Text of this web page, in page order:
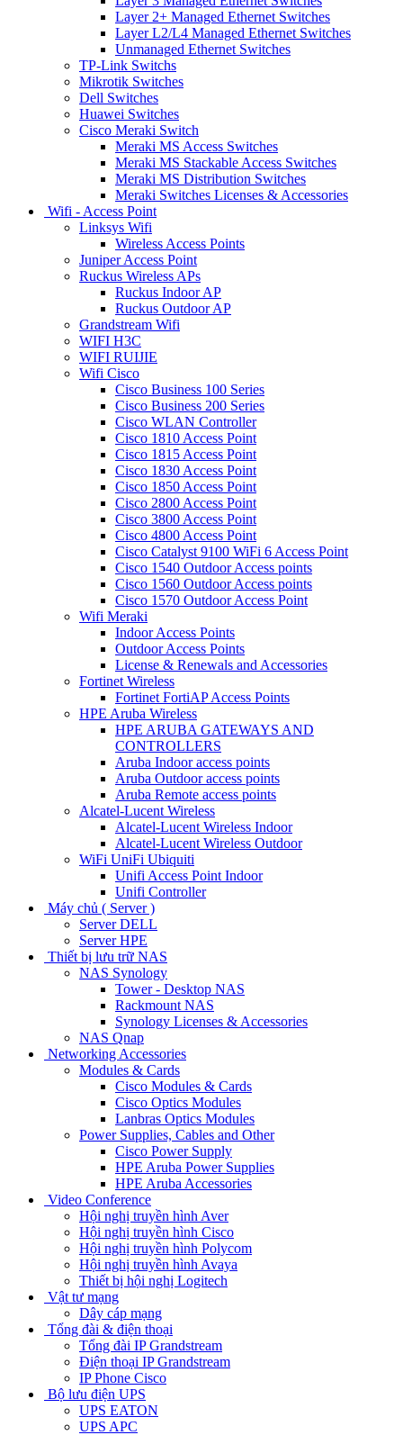
Layer 2+ Managed Ethernet Switches
Layer L2/L4 Managed Ethernet Switches
Unmanaged Ethernet Switches
TP-Link Switchs
Mikrotik Switches
Dell Switches
Huawei Switches
Cisco Meraki Switch
Meraki MS Access Switches
Meraki MS Stackable Access Switches
Meraki MS Distribution Switches
Meraki Switches Licenses & Accessories
Wifi - Access Point
Linksys Wifi
Wireless Access Points
Juniper Access Point
Ruckus Wireless APs
Ruckus Indoor AP
Ruckus Outdoor AP
Grandstream Wifi
WIFI H3C
WIFI RUIJIE
Wifi Cisco
Cisco Business 100 Series
Cisco Business 200 Series
Cisco WLAN Controller
Cisco 1810 Access Point
Cisco 1815 Access Point
Cisco 1830 Access Point
Cisco 1850 Access Point
Cisco 2800 Access Point
Cisco 3800 Access Point
Cisco 4800 Access Point
Cisco Catalyst 9100 WiFi 6 Access Point
Cisco 1540 Outdoor Access points
Cisco 1560 Outdoor Access points
Cisco 1570 Outdoor Access Point
Wifi Meraki
Indoor Access Points
Outdoor Access Points
License & Renewals and Accessories
Fortinet Wireless
Fortinet FortiAP Access Points
HPE Aruba Wireless
HPE ARUBA GATEWAYS AND
CONTROLLERS
Aruba Indoor access points
Aruba Outdoor access points
Aruba Remote access points
Alcatel-Lucent Wireless
Alcatel-Lucent Wireless Indoor
Alcatel-Lucent Wireless Outdoor
WiFi UniFi Ubiquiti
Unifi Access Point Indoor
Unifi Controller
Máy chủ ( Server )
Server DELL
Server HPE
Thiết bị lưu trữ NAS
NAS Synology
Tower - Desktop NAS
Rackmount NAS
Synology Licenses & Accessories
NAS Qnap
Networking Accessories
Modules & Cards
Cisco Modules & Cards
Cisco Optics Modules
Lanbras Optics Modules
Power Supplies, Cables and Other
Cisco Power Supply
HPE Aruba Power Supplies
HPE Aruba Accessories
Video Conference
Hội nghị truyền hình Aver
Hội nghị truyền hình Cisco
Hội nghị truyền hình Polycom
Hội nghị truyền hình Avaya
Thiết bị hội nghị Logitech
Vật tư mạng
Dây cáp mạng
Tổng đài & điện thoại
Tổng đài IP Grandstream
Điện thoại IP Grandstream
IP Phone Cisco
Bộ lưu điện UPS
UPS EATON
UPS APC